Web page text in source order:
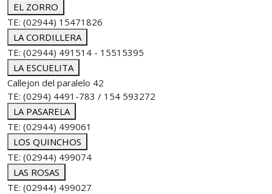
EL ZORRO
TE: (02944) 15471826
LA CORDILLERA
TE: (02944) 491514 - 15515395
LA ESCUELITA
Callejon del paralelo 42
TE: (0294) 4491-783 / 154 593272
LA PASARELA
TE: (02944) 499061
LOS QUINCHOS
TE: (02944) 499074
LAS ROSAS
TE: (02944) 499027